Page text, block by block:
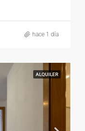
hace 1 día
ALQUILER